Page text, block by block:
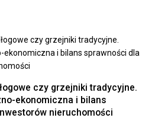
czy grzejniki tradycyjne.
ekonomiczna i bilans
nieruchomości